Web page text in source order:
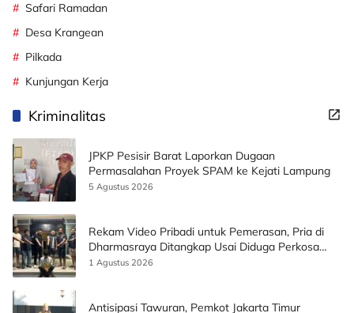
Safari Ramadan
Desa Krangean
Pilkada
Kunjungan Kerja
Kriminalitas
JPKP Pesisir Barat Laporkan Dugaan
Permasalahan Proyek SPAM ke Kejati Lampung
5 Agustus 2026
Rekam Video Pribadi untuk Pemerasan, Pria di
Dharmasraya Ditangkap Usai Diduga Perkosa
Korban
1 Agustus 2026
Antisipasi Tawuran, Pemkot Jakarta Timur